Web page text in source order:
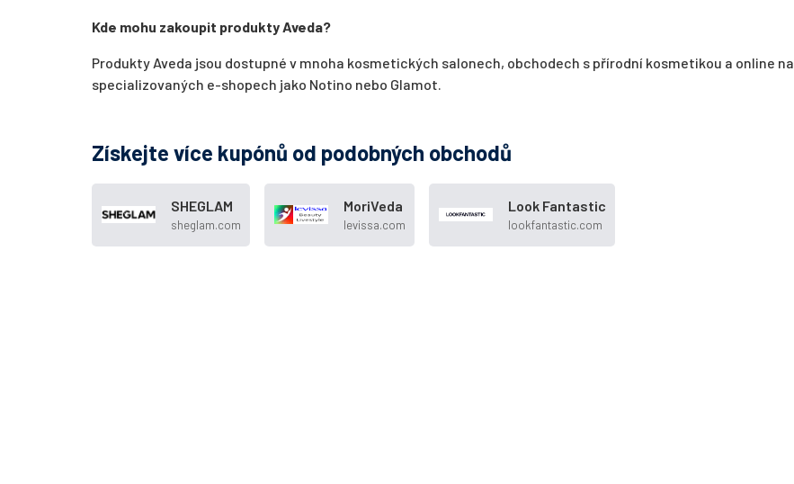
Kde mohu zakoupit produkty Aveda?
Produkty Aveda jsou dostupné v mnoha kosmetických salonech, obchodech s přírodní kosmetikou a online na
specializovaných e-shopech jako Notino nebo Glamot.
Získejte více kupónů od podobných obchodů
SHEGLAM
sheglam.com
MoriVeda
levissa.com
Look Fantastic
lookfantastic.com